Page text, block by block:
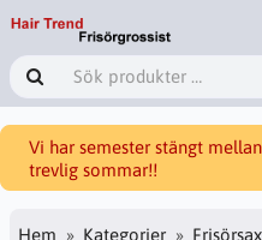
Vi har semester stängt
trevlig sommar!!
Hem Kategorier Frisörsax